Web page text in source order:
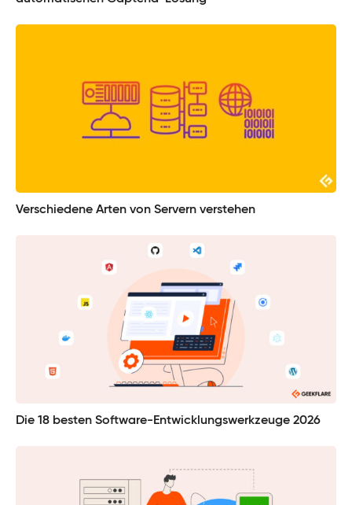
Verschiedene Arten von Servern verstehen
Die 18 besten Software-Entwicklungswerkzeuge 2026